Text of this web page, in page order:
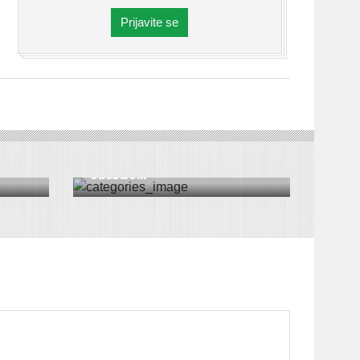
Prijavite se
SPORT|VESTI|IRIG|VRDNIK
obišao...